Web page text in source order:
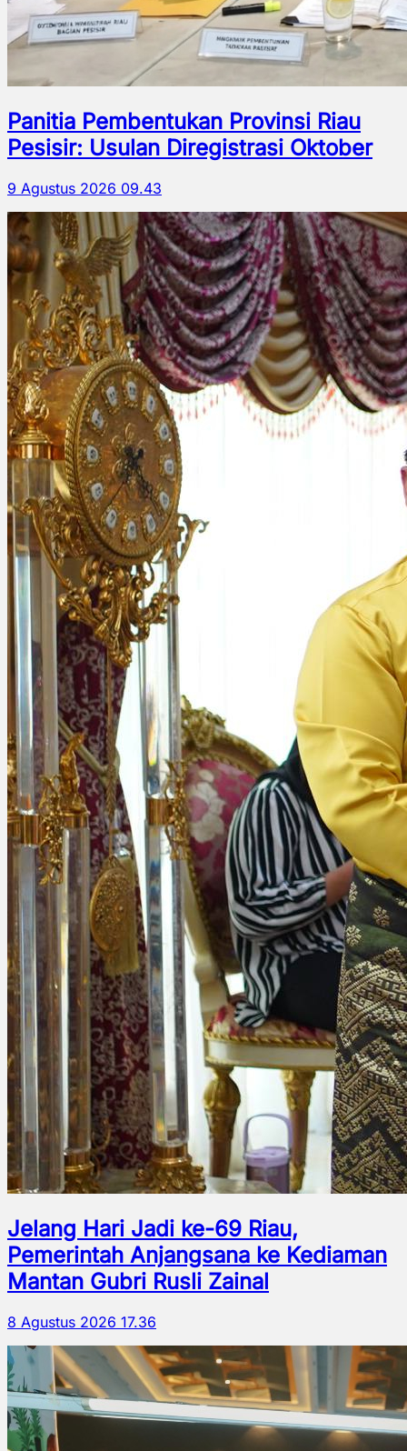
Panitia Pembentukan Provinsi Riau
Pesisir: Usulan Diregistrasi Oktober
9 Agustus 2026 09.43
Jelang Hari Jadi ke-69 Riau,
Pemerintah Anjangsana ke Kediaman
Mantan Gubri Rusli Zainal
8 Agustus 2026 17.36